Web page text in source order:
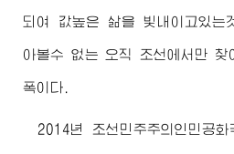
되여 값높은 삶을 빛내이고있는
아볼수 없는 오직 조선에서만
폭이다.
2014년 조선민주주의인민공화